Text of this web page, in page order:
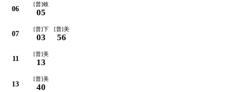
06
[普]岐
05
07
[普]下
03
[普]美
56
11
[普]美
13
13
[普]美
40